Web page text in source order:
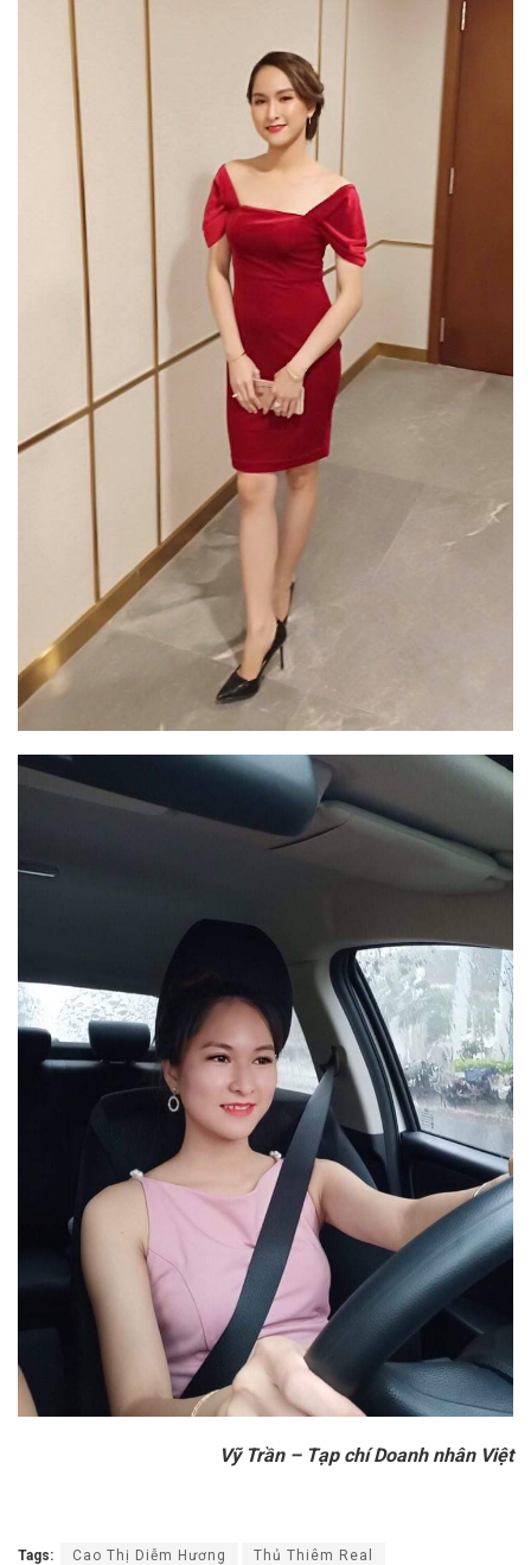
Vỹ Trần – Tạp chí Doanh nhân Việt
Tags: Cao Thị Diễm Hương Thủ Thiêm Real